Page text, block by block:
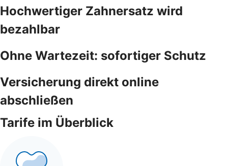
Hochwertiger Zahnersatz wird
bezahlbar
Ohne Wartezeit: sofortiger Schutz
Versicherung direkt online
abschließen
Tarife im Überblick